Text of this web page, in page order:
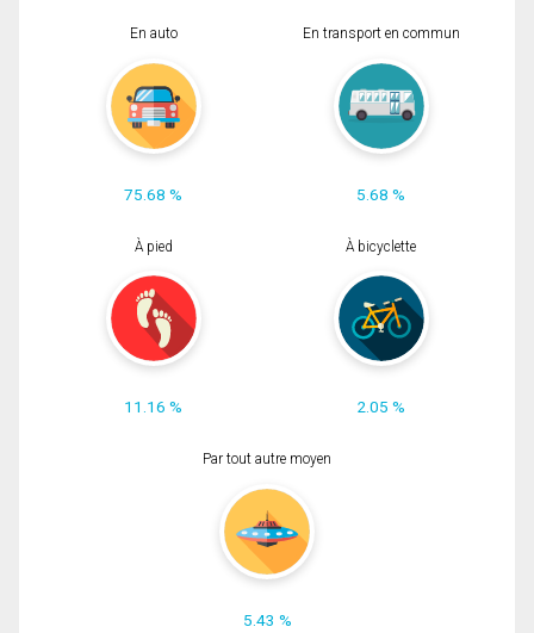
En auto
75.68 %
En transport en commun
5.68 %
À pied
11.16 %
À bicyclette
2.05 %
Par tout autre moyen
5.43 %